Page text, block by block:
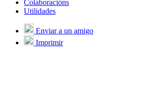
Colaboracións
Utilidades
Enviar a un amigo
Imprimir